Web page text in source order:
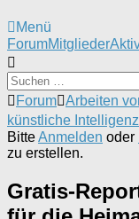
Menü
Forum-
Navigation
ForumMitglieder
Forum-
Breadcrumbs
-
Du
bist
Forum Arbeiten
künstliche Intelligenz
BitteAnmelden oder
zu erstellen.
Gratis-